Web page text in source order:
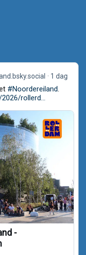
1 dag
#Noordereiland
rollerd...
-